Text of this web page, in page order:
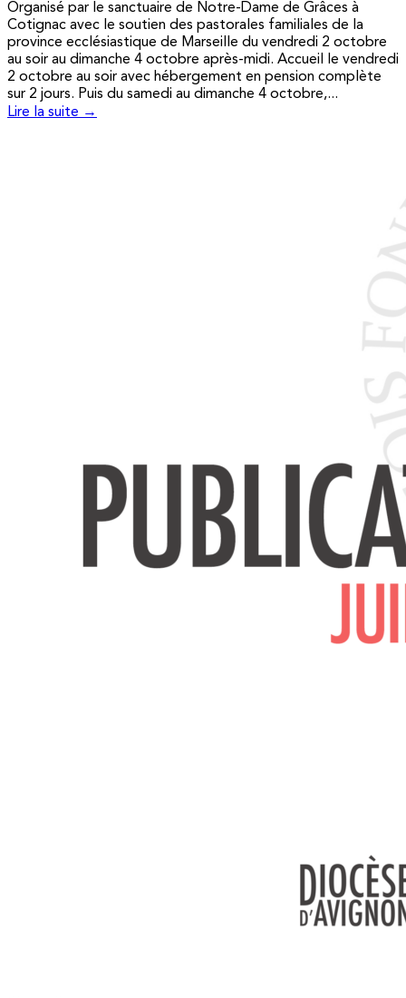
Organisé par le sanctuaire de Notre-Dame de Grâces à
Cotignac avec le soutien des pastorales familiales de la
province ecclésiastique de Marseille du vendredi 2 octobre
au soir au dimanche 4 octobre après-midi. Accueil le vendredi
2 octobre au soir avec hébergement en pension complète
sur 2 jours. Puis du samedi au dimanche 4 octobre,...
Lire la suite →